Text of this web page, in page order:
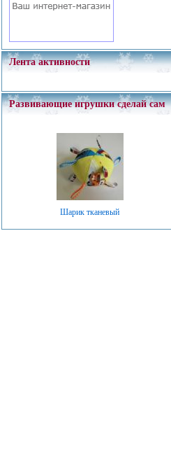
Лента активности
Развивающие игрушки сделай сам
Шарик тканевый